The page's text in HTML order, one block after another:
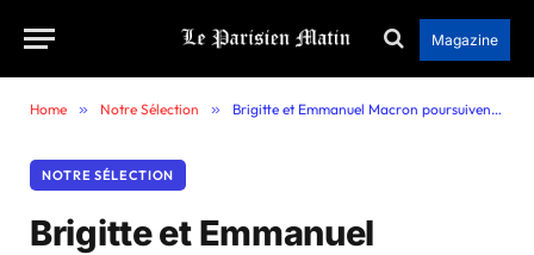
Magazine
Home » Notre Sélection » Brigitte et Emmanuel Macron poursuivent une journaliste pour diffamation
NOTRE SÉLECTION
Brigitte et Emmanuel